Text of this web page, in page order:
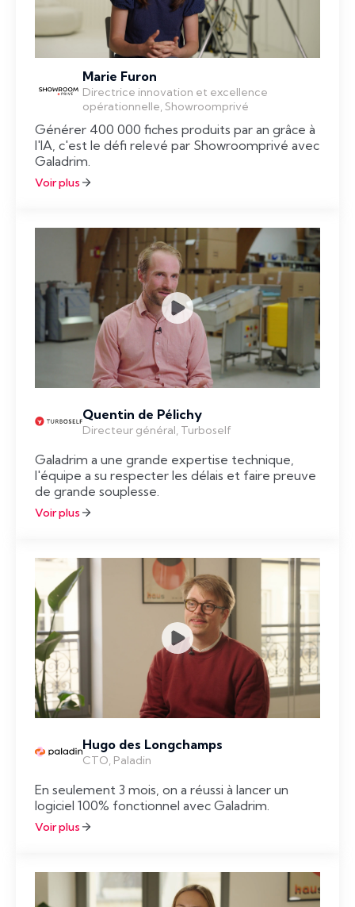
Marie Furon
Directrice innovation et excellence
opérationnelle, Showroomprivé
Générer 400 000 fiches produits par an grâce à
l'IA, c'est le défi relevé par Showroomprivé avec
Galadrim.
Voir plus
Quentin de Pélichy
Directeur général, Turboself
Galadrim a une grande expertise technique,
l'équipe a su respecter les délais et faire preuve
de grande souplesse.
Voir plus
Hugo des Longchamps
CTO, Paladin
En seulement 3 mois, on a réussi à lancer un
logiciel 100% fonctionnel avec Galadrim.
Voir plus